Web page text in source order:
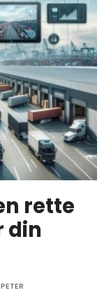
rette
din
PETER